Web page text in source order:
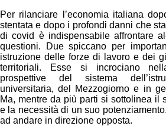
Per rilanciare l’economia italiana
stentata e dopo i profondi danni che
di covid è indispensabile affrontare
questioni. Due spiccano per
istruzione delle forze di lavoro e dei
territoriali. Esse si incrociano
prospettive del sistema
universitaria, del Mezzogiorno e in
Ma, mentre da più parti si sottolinea il
e la necessità di un suo
ad andare in direzione opposta.